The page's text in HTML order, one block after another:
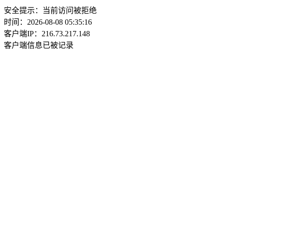
安全提示：当前访问被拒绝
时间：2026-08-08 05:35:16
客户端IP：216.73.217.148
客户端信息已被记录